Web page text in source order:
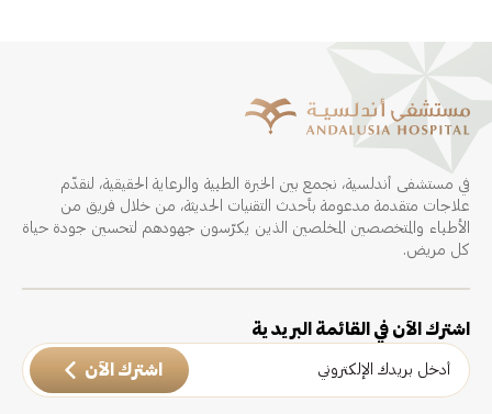
في مستشفى أندلسية، نجمع بين الخبرة الطبية والرعاية الحقيقية، لنقدّم
علاجات متقدمة مدعومة بأحدث التقنيات الحديثة، من خلال فريق من
الأطباء والمتخصصين المخلصين الذين يكرّسون جهودهم لتحسين جودة حياة
كل مريض.
اشترك الآن في القائمة البريدية
اشترك الآن